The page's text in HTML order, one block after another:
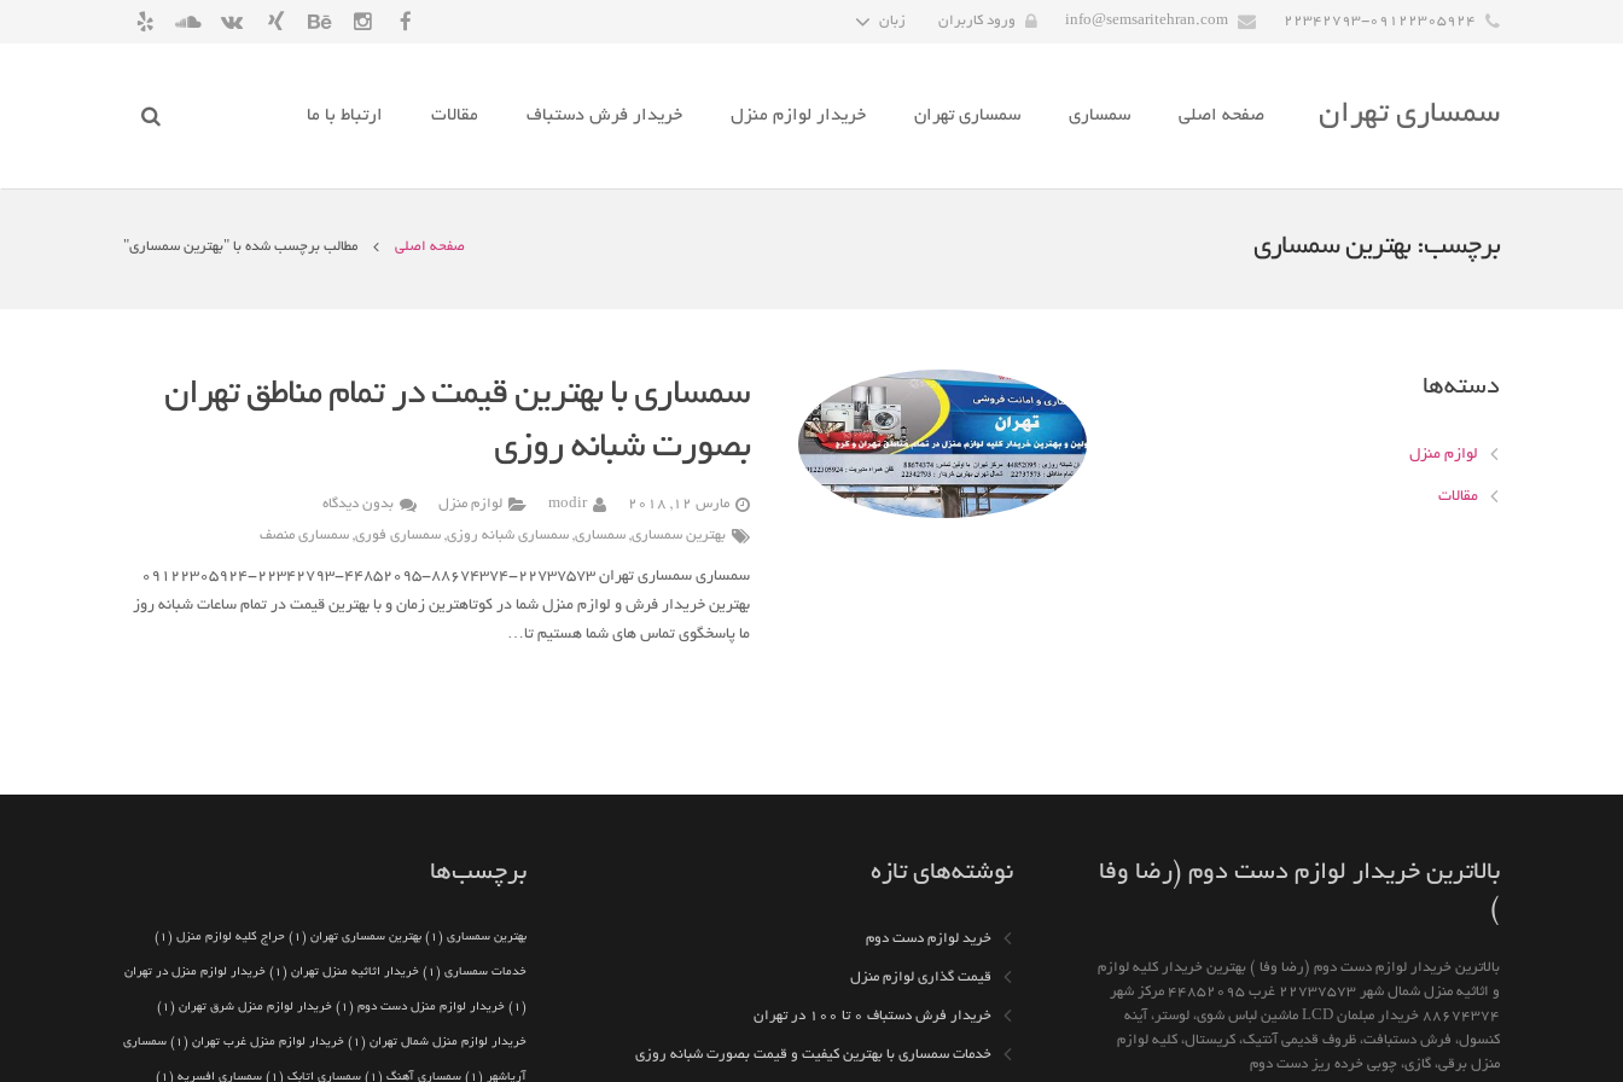
22342793-09122305924
info@semsaritehran.com ورود کاربران زبان
سمساری تهران صفحه اصلی سمساری سمساری تهران خریدار لوازم منزل خریدار فرش دستباف مقالات ارتباط با ما
برچسب: بهترین سمساری صفحه اصلی مطالب برچسب شده با "بهترین سمساری"
سمساری با بهترین قیمت در تمام مناطق تهران
بصورت شبانه روزی
مارس 12, 2018 modir لوازم منزل بدون دیدگاه
بهترین سمساری,سمساری,سمساری شبانه روزی,سمساری فوری,سمساری منصف
سمساری سمساری تهران ۲۲۷۳۷۵۷۳-۸۸۶۷۴۳۷۴-۴۴۸۵۲۰۹۵-۲۲۳۴۲۷۹۳-۰۹۱۲۲۳۰۵۹۲۴
بهترین خریدار فرش و لوازم منزل شما در کوتاهترین زمان و با بهترین قیمت در تمام ساعات شبانه روز
ما پاسخگوی تماس های شما هستیم تا…
دسته‌ها
لوازم منزل
مقالات
بالاترين خريدار لوازم دست دوم (رضا وفا
)
بالاترين خريدار لوازم دست دوم (رضا وفا ) بهترین خريدار كليه لوازم
و اثاثیه منزل شمال شهر 22737573 غرب 44852095 مركز شهر
88674374 خريدار مبلمان LCD ماشين لباس شوى، لوستر، آينه
كنسول، فرش دستبافت، ظروف قديمى آنتيك، كريستال، كليه لوازم
منزل برقى، گازى، چوبى خرده ريز دست دوم
نوشته‌های تازه
خرید لوازم دست دوم
قیمت گذاری لوازم منزل
خریدار فرش دستباف ۰ تا ۱۰۰ در تهران
خدمات سمساری با بهترین کیفیت و قیمت بصورت شبانه روزی
برچسب‌ها
بهترین سمساری(1) بهترین سمساری تهران(1) حراج کلیه لوازم منزل(1)
خدمات سمساری(1) خریدار اثاثیه منزل تهران(1) خریدار لوازم منزل در تهران
(1) خریدار لوازم منزل دست دوم(1) خریدار لوازم منزل شرق تهران(1)
خریدار لوازم منزل شمال تهران(1) خریدار لوازم منزل غرب تهران(1) سمساری
آریاشهر (1) سمساری آهنگ(1) سمساری اتابک(1) سمساری افسریه(1)